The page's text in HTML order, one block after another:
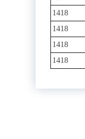
1418
1418
1418
1418